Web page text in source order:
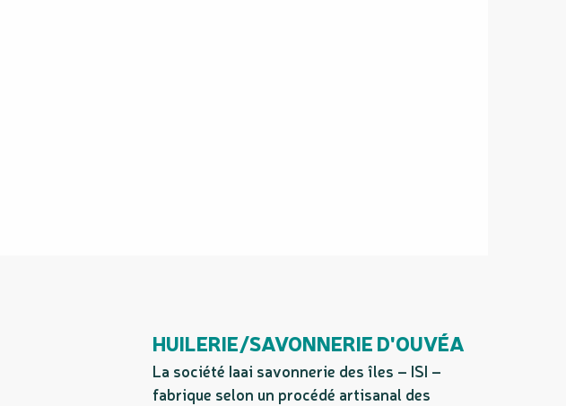
HUILERIE/SAVONNERIE D'OUVÉA
La société Iaai savonnerie des îles – ISI –
fabrique selon un procédé artisanal des